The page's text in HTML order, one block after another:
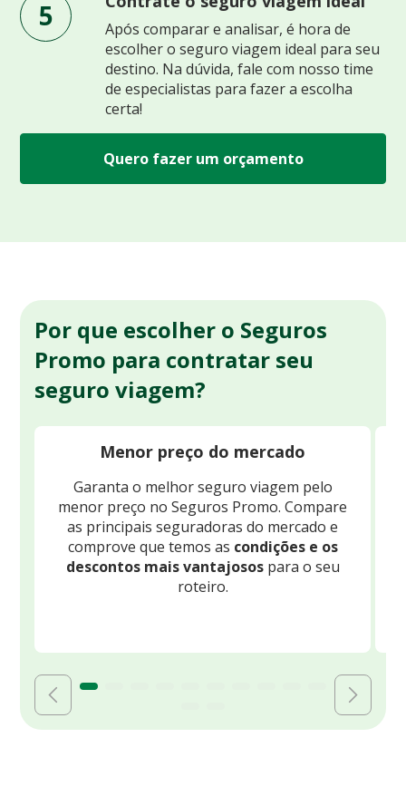
5
Após comparar e analisar, é hora de
escolher o seguro viagem ideal para seu
destino. Na dúvida, fale com nosso time
de especialistas para fazer a escolha
certa!
Quero fazer um orçamento
Por que escolher o Seguros
Promo para contratar seu
seguro viagem?
Menor preço do mercado
Garanta o melhor seguro viagem pelo
menor preço no Seguros Promo. Compare
as principais seguradoras do mercado e
comprove que temos as condições e os
descontos mais vantajosospara o seu
roteiro.